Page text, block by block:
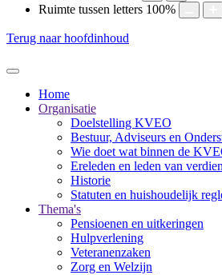
Ruimte tussen letters 100%
Terug naar hoofdinhoud
Home
Organisatie
Doelstelling KVEO
Bestuur, Adviseurs en
Wie doet wat binnen de
Ereleden en leden van
Historie
Statuten en huishoudelijk
Thema's
Pensioenen en uitkeringen
Hulpverlening
Veteranenzaken
Zorg en Welzijn